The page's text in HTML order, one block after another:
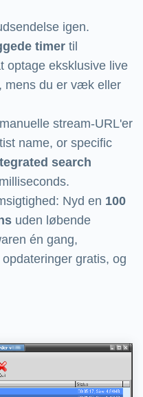
igen.
timer til
optage eksklusive live
mens du er væk eller
stream-URL'er
name, or specific
search
Nyd en 100
uden løbende
én gang,
gratis, og